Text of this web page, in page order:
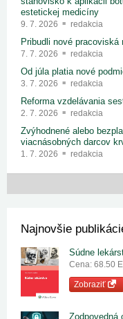
estetickej medicíny
9. 7. 2026 redakcia
Pribudli nové
7. 7. 2026 redakcia
Od júla platia nové
3. 7. 2026 redakcia
Reforma vzdelávania
2. 7. 2026 redakcia
Zvýhodnené alebo
viacnásobných darcov
1. 7. 2026 redakcia
Najnovšie
Súdne
Cena: 68.50
Zobraziť
Zodpovedná